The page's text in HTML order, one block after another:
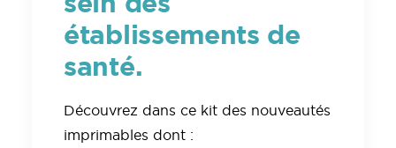
établissements de
santé.
Découvrez dans ce kit des nouveautés
imprimables dont :